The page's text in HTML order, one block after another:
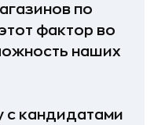
по
фактор во
наших
с кандидатами